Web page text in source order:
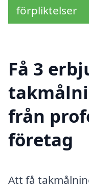
förpliktelser
Få 3
från
företag
Att få